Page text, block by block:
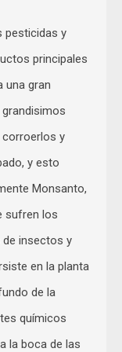
pesticidas y
principales
una gran
y
y esto
Monsanto,
sufren los
insectos y
en la planta
de la
químicos
la boca de las